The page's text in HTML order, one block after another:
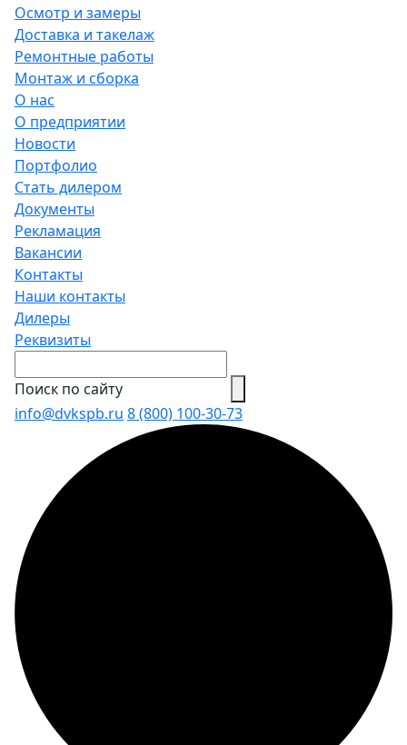
Осмотр и замеры
Доставка и такелаж
Ремонтные работы
Монтаж и сборка
О нас
О предприятии
Новости
Портфолио
Стать дилером
Документы
Рекламация
Вакансии
Контакты
Наши контакты
Дилеры
Реквизиты
Поиск по сайту
info@dvkspb.ru 8 (800) 100-30-73